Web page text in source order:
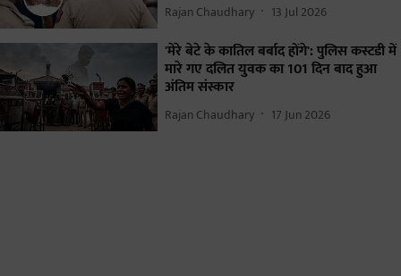
Rajan Chaudhary 13 Jul 2026
'मेरे बेटे के कातिल बर्बाद होंगे': पुलिस कस्टडी में
मारे गए दलित युवक का 101 दिन बाद हुआ
अंतिम संस्कार
Rajan Chaudhary 17 Jun 2026